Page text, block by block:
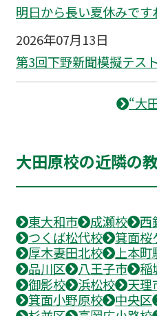
明日から長い夏休みです
2026年07月13日
第3回下野新聞模擬テス
“大
大田原校の近隣の
東大和市 成瀬校
西
つくば松代校
箕面桜
厚木妻田北校
上本町
品川区
八王子市 稲
御影校
浜松校 天理
箕面小野原校
中央区